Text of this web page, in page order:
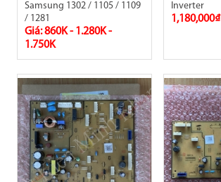
Samsung 1302 / 1105 / 1109
/ 1281
Giá: 860K - 1.280K -
1.750K
Inverter
1,180,000₫